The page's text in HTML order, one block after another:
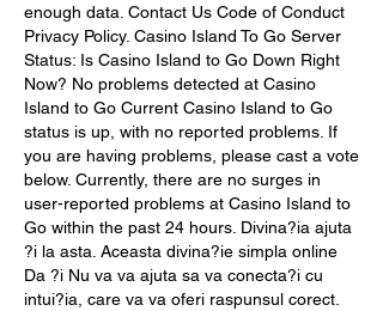
enough data. Contact Us Code of Conduct
Privacy Policy. Casino Island To Go Server
Status: Is Casino Island to Go Down Right
Now? No problems detected at Casino
Island to Go Current Casino Island to Go
status is up, with no reported problems. If
you are having problems, please cast a vote
below. Currently, there are no surges in
user-reported problems at Casino Island to
Go within the past 24 hours. Divina?ia ajuta
?i la asta. Aceasta divina?ie simpla online
Da ?i Nu va va ajuta sa va conecta?i cu
intui?ia, care va va oferi raspunsul corect.